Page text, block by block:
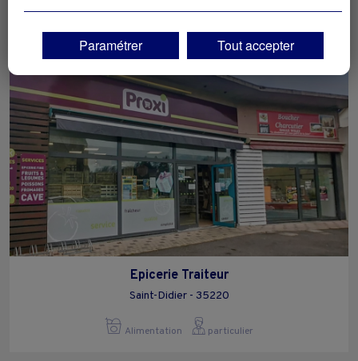
Epicerie Traiteur
Saint-Didier - 35220
Alimentation particulier
vos centres d'intérêt. Seuls lescookies/traceurs techniquesseront
déposés et lus sur votre terminal.
Vous pouvez exprimer vos choix en cliquant sur "Tout accepter",
"Continuer sans accepter" ou "Paramétrer", et les modifier à tout
moment en cliquant sur le lien "Paramétrez vos choix" situé en bas de
page.
Paramétrer Tout accepter